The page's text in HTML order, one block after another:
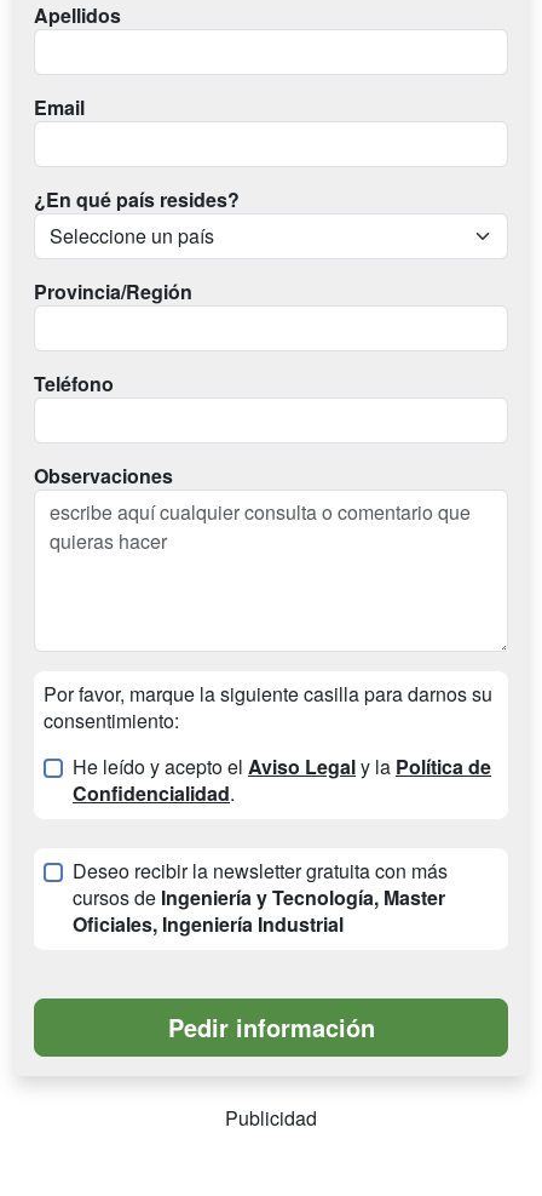
Apellidos
Email
¿En qué país resides?
Provincia/Región
Teléfono
Observaciones
Por favor, marque la siguiente casilla para darnos su
consentimiento:
He leído y acepto el Aviso Legaly la Política de
Confidencialidad.
Deseo recibir la newsletter gratuita con más
cursos de Ingeniería y Tecnología, Master
Oficiales, Ingeniería Industrial
Publicidad